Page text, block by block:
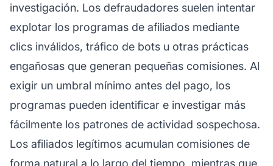
investigación. Los defraudadores suelen intentar
explotar los programas de afiliados mediante
clics inválidos, tráfico de bots u otras prácticas
engañosas que generan pequeñas comisiones. Al
exigir un umbral mínimo antes del pago, los
programas pueden identificar e investigar más
fácilmente los patrones de actividad sospechosa.
Los afiliados legítimos acumulan comisiones de
forma natural a lo largo del tiempo, mientras que